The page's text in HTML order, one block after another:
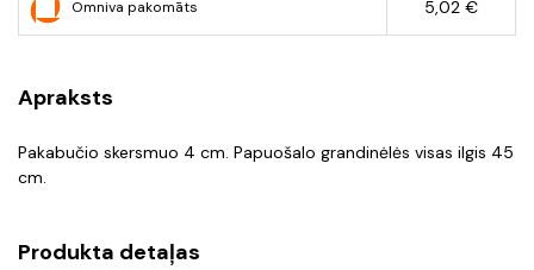
Omniva pakomāts 5,02 €
Apraksts
Pakabučio skersmuo 4 cm. Papuošalo grandinėlės visas ilgis 45
cm.
Produkta detaļas